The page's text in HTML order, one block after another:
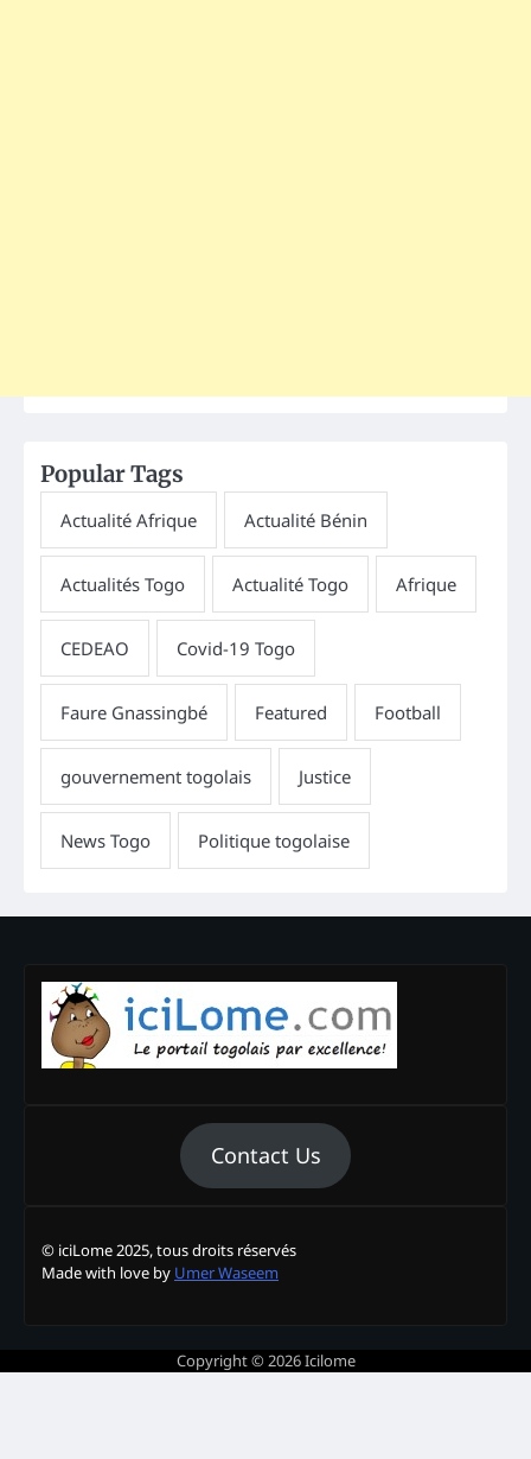
Popular Tags
Contact Us
© iciLome 2025, tous droits réservés
Made with love by Umer Waseem
Copyright © 2026Icilome